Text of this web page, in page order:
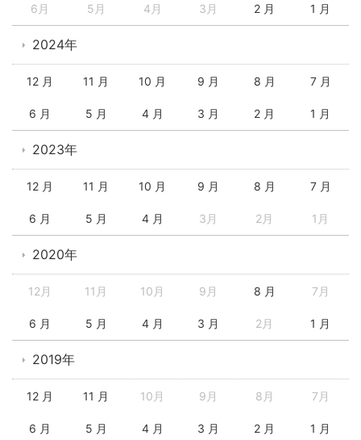
6月 5月 4月 3月 2 月 1 月
2024年
12 月 11 月 10 月 9 月 8 月 7 月
6 月 5 月 4 月 3 月 2 月 1 月
2023年
12 月 11 月 10 月 9 月 8 月 7 月
6 月 5 月 4 月 3月 2月 1月
2020年
12月 11月 10月 9月 8 月 7月
6 月 5 月 4 月 3 月 2月 1 月
2019年
12 月 11 月 10月 9月 8月 7月
6 月 5 月 4 月 3 月 2 月 1 月